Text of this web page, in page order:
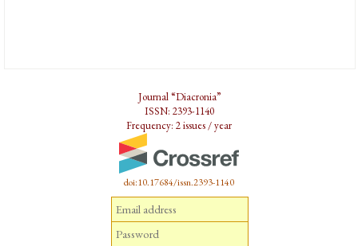
Journal “Diacronia”
ISSN: 2393-1140
Frequency: 2 issues / year
doi:10.17684/issn.2393-1140